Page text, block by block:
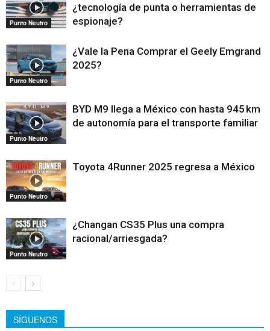
Punto Neutro
¿tecnología de punta o herramientas de
espionaje?
Punto Neutro
¿Vale la Pena Comprar el Geely Emgrand
2025?
Punto Neutro
BYD M9 llega a México con hasta 945 km
de autonomía para el transporte familiar
Punto Neutro
Toyota 4Runner 2025 regresa a México
Punto Neutro
¿Changan CS35 Plus una compra
racional/arriesgada?
SÍGUENOS